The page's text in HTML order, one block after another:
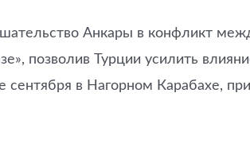
Анкары в конфликт
позволив Турции усилить
сентября в Нагорном Карабахе,